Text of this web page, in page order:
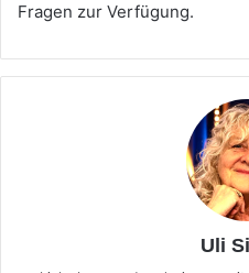
Fragen zur Verfügung.
Uli